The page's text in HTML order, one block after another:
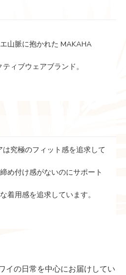
山脈に抱かれた MAKAHA
ィブウェアブランド。
は究極のフィット感を追求して
め付け感がないのにサポート
着用感を追求しています。
イの日常を中心にお届けしてい